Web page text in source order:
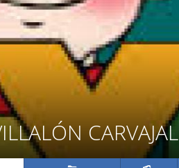
CARVAJAL